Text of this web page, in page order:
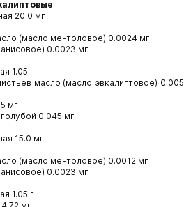
20.0 мг
(масло ментоловое) 0.0024 мг
0.0023 мг
1.05 г
масло (масло эвка­липтовое) 0.005
мг
0.045 мг
15.0 мг
(масло ментоловое) 0.0012 мг
0.0023 мг
1.05 г